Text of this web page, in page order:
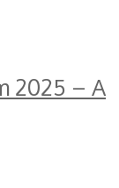
2025 – A